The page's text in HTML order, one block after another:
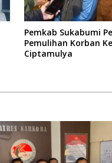
Pemkab Sukabumi
Pemulihan Korban
Ciptamulya